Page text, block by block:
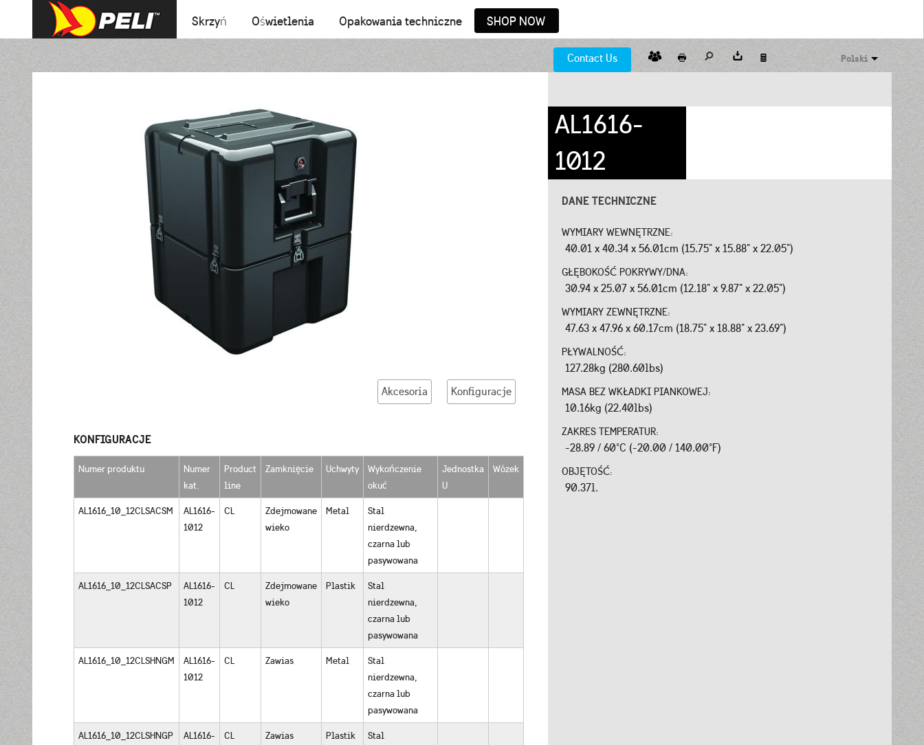
Skrzyń Oświetlenia Opakowania techniczne SHOP NOW
Contact Us Polski
Akcesoria Konfiguracje
KONFIGURACJE
Numer produktu
Numer
kat.
Product
line
Zamknięcie Uchwyty
Wykończenie
okuć
Jednostka
U
Wózek
AL1616_10_12CLSACSM
AL1616-
1012
CL
Zdejmowane
wieko
Metal
Stal
nierdzewna,
czarna lub
pasywowana
AL1616_10_12CLSACSP
AL1616-
1012
CL
Zdejmowane
wieko
Plastik
Stal
nierdzewna,
czarna lub
pasywowana
AL1616_10_12CLSHNGM
AL1616-
1012
CL Zawias Metal
Stal
nierdzewna,
czarna lub
pasywowana
AL1616_10_12CLSHNGP
AL1616-
CL Zawias Plastik
Stal
AL1616-
1012
DANE TECHNICZNE
WYMIARY WEWNĘTRZNE:
40.01 x 40.34 x 56.01cm (15.75" x 15.88" x 22.05")
GŁĘBOKOŚĆ POKRYWY/DNA:
30.94 x 25.07 x 56.01cm (12.18" x 9.87" x 22.05")
WYMIARY ZEWNĘTRZNE:
47.63 x 47.96 x 60.17cm (18.75" x 18.88" x 23.69")
PŁYWALNOŚĆ:
127.28kg (280.60lbs)
MASA BEZ WKŁADKI PIANKOWEJ:
10.16kg (22.40lbs)
ZAKRES TEMPERATUR:
-28.89 / 60°C (-20.00 / 140.00°F)
OBJĘTOŚĆ:
90.37l.